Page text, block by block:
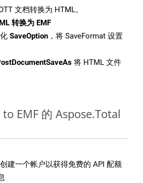
文档转换为 HTML。
转换为 EMF
SaveOption ，将 SaveFormat 设置
将 HTML 文件
EMF 的 Aspose.Total
创建一个帐户以获得免费的 API 配额